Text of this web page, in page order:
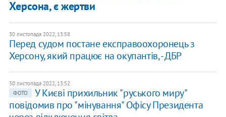
Херсона, є жертви
30 листопада 2022, 13:58
Перед судом постане експравоохоронець з
Херсону, який працює на окупантів, - ДБР
30 листопада 2022, 13:52
ФОТО
​​​У Києві прихильник "руського миру"
повідомив про "мінування" Офісу Президента